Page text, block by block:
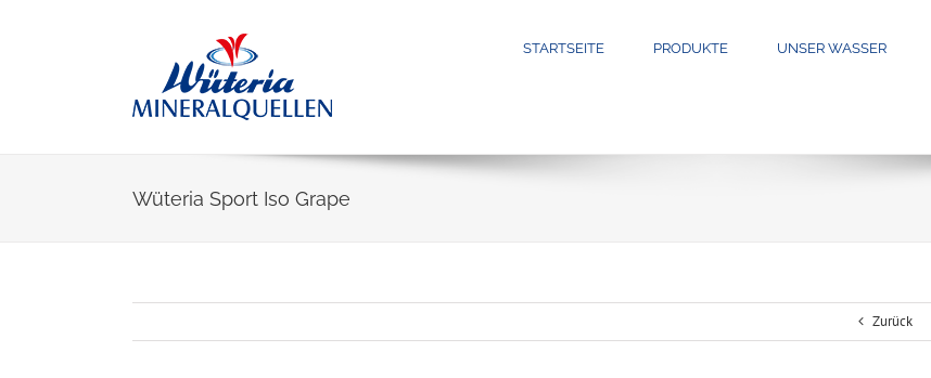
STARTSEITE PRODUKTE UNSER WASSER
Wüteria Sport Iso Grape
Zurück